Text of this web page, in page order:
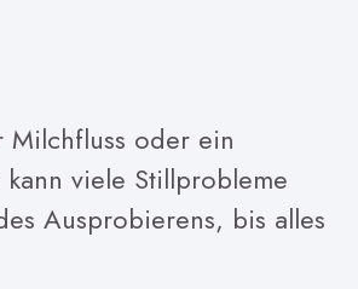
oder ein
viele Stillprobleme
Ausprobierens, bis alles